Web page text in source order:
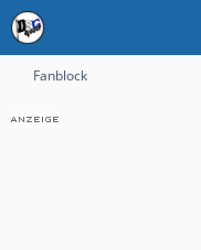
Fanblock